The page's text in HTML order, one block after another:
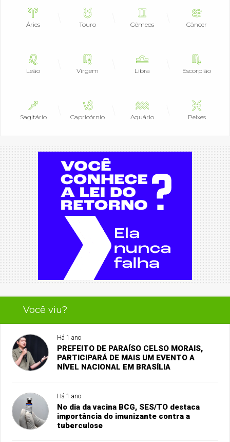
Áries Touro Gêmeos Câncer
Leão Virgem Libra Escorpião
Sagitário Capricórnio Aquário Peixes
Você viu?
Há 1 ano
PREFEITO DE PARAÍSO CELSO MORAIS,
PARTICIPARÁ DE MAIS UM EVENTO A
NÍVEL NACIONAL EM BRASÍLIA
Há 1 ano
No dia da vacina BCG, SES/TO destaca
importância do imunizante contra a
tuberculose